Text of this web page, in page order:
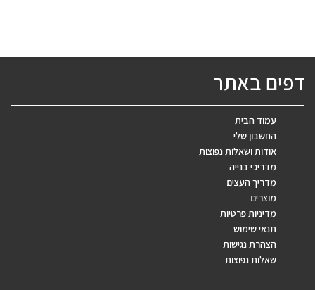
דפים באתר
עמוד הבית
החשבון שלי
אודות ושאלות נפוצות
מדריכי בנייה
מדריך העצים
מוצרים
מדיניות פרטיות
תנאי שימוש
הצהרת נגישות
שאלות נפוצות